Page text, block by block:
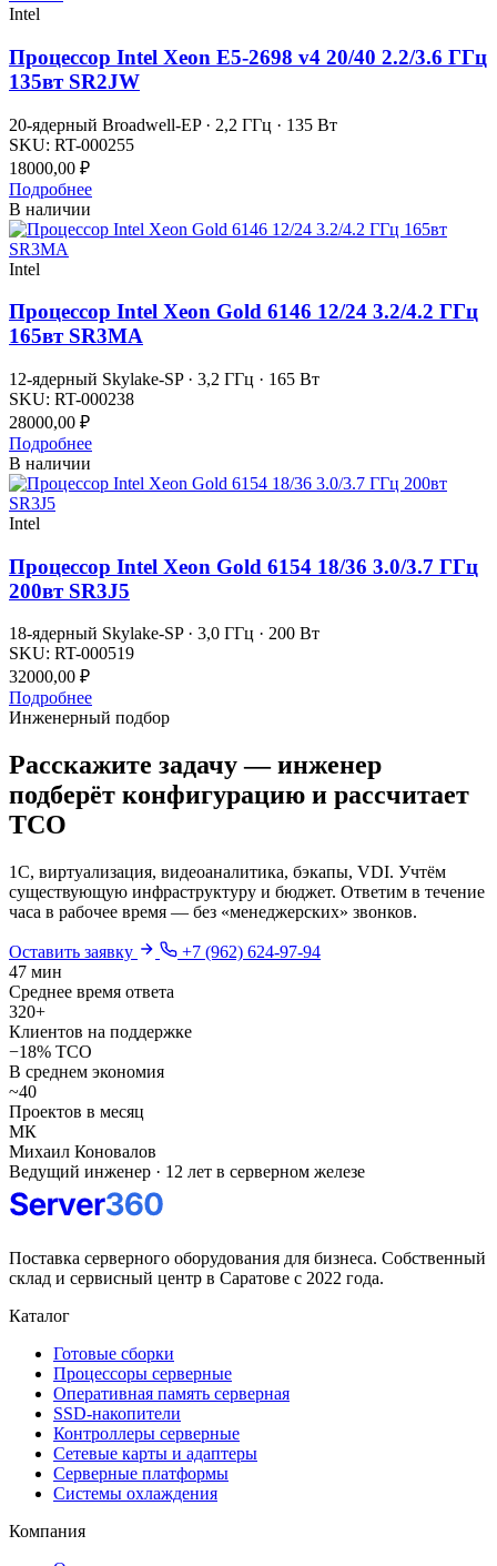
Intel
Процессор Intel Xeon E5-2698 v4 20/40 2.2/3.6 ГГц
135вт SR2JW
20-ядерный Broadwell-EP · 2,2 ГГц · 135 Вт
SKU: RT-000255
18000,00 ₽
Подробнее
В наличии
Intel
Процессор Intel Xeon Gold 6146 12/24 3.2/4.2 ГГц
165вт SR3MA
12-ядерный Skylake-SP · 3,2 ГГц · 165 Вт
SKU: RT-000238
28000,00 ₽
Подробнее
В наличии
Intel
Процессор Intel Xeon Gold 6154 18/36 3.0/3.7 ГГц
200вт SR3J5
18-ядерный Skylake-SP · 3,0 ГГц · 200 Вт
SKU: RT-000519
32000,00 ₽
Подробнее
Инженерный подбор
Расскажите задачу — инженер
подберёт конфигурацию и рассчитает
TCO
1С, виртуализация, видеоаналитика, бэкапы, VDI. Учтём
существующую инфраструктуру и бюджет. Ответим в течение
часа в рабочее время — без «менеджерских» звонков.
Оставить заявку
+7 (962) 624-97-94
47 мин
Среднее время ответа
320+
Клиентов на поддержке
−18% TCO
В среднем экономия
~40
Проектов в месяц
МК
Михаил Коновалов
Ведущий инженер · 12 лет в серверном железе
Поставка серверного оборудования для бизнеса. Собственный
склад и сервисный центр в Саратове с 2022 года.
Каталог
Готовые сборки
Процессоры серверные
Оперативная память серверная
SSD-накопители
Контроллеры серверные
Сетевые карты и адаптеры
Серверные платформы
Системы охлаждения
Компания